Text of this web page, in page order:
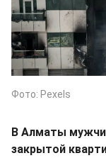
Фото: Pexels
В Алматы
закрытой